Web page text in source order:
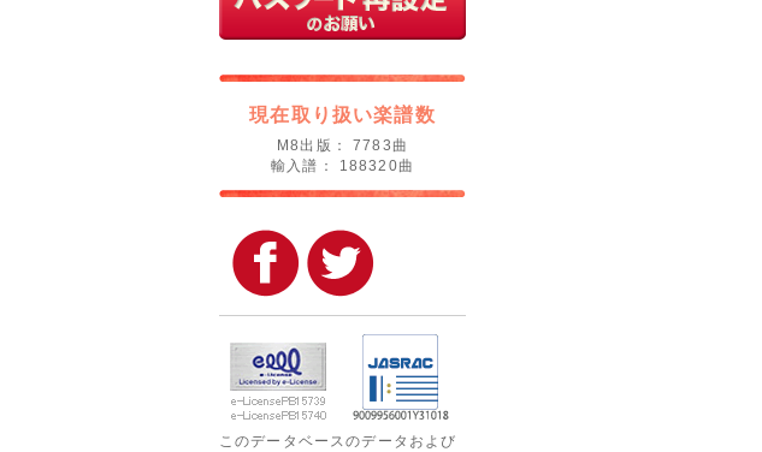
現在取り扱い楽譜数
M8出版： 7783曲
輸入譜： 188320曲
このデータベースのデータおよび